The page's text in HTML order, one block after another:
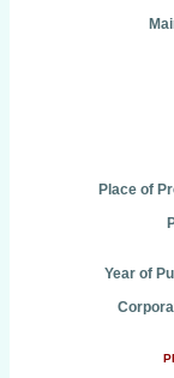
Place of
Year of